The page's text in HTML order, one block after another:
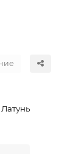
Латунь